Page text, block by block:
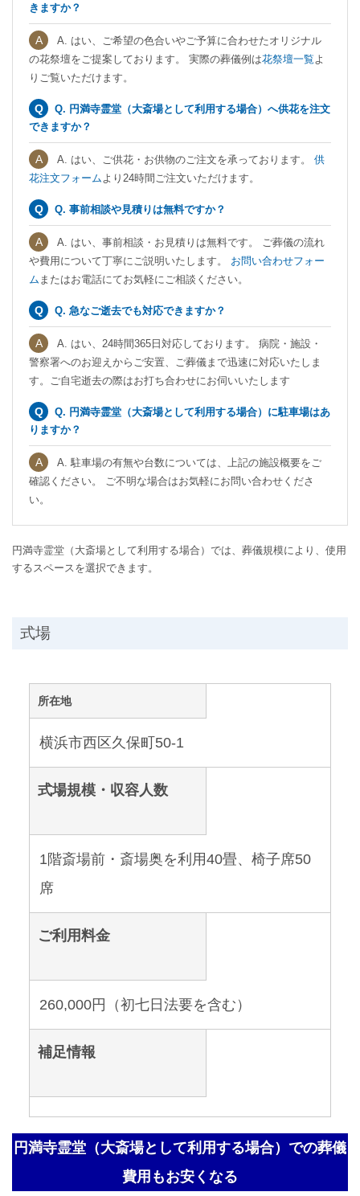
きますか？
A. はい、ご希望の色合いやご予算に合わせたオリジナル
の花祭壇をご提案しております。 実際の葬儀例は花祭壇一覧 よ
りご覧いただけます。
Q. 円満寺霊堂（大斎場として利用する場合）へ供花を注文
できますか？
A. はい、ご供花・お供物のご注文を承っております。 供
花注文フォーム より24時間ご注文いただけます。
Q. 事前相談や見積りは無料ですか？
A. はい、事前相談・お見積りは無料です。 ご葬儀の流れ
や費用について丁寧にご説明いたします。 お問い合わせフォー
ム またはお電話にてお気軽にご相談ください。
Q. 急なご逝去でも対応できますか？
A. はい、24時間365日対応しております。 病院・施設・
警察署へのお迎えからご安置、ご葬儀まで迅速に対応いたしま
す。ご自宅逝去の際はお打ち合わせにお伺いいたします
Q. 円満寺霊堂（大斎場として利用する場合）に駐車場はあ
りますか？
A. 駐車場の有無や台数については、上記の施設概要をご
確認ください。 ご不明な場合はお気軽にお問い合わせくださ
い。
円満寺霊堂（大斎場として利用する場合）では、葬儀規模により、使用
するスペースを選択できます。
式場
所在地
横浜市西区久保町50-1
式場規模・収容人数
1階斎場前・斎場奥を利用40畳、椅子席50
席
ご利用料金
260,000円（初七日法要を含む）
補足情報
円満寺霊堂（大斎場として利用する場合）での葬儀
費用もお安くなる